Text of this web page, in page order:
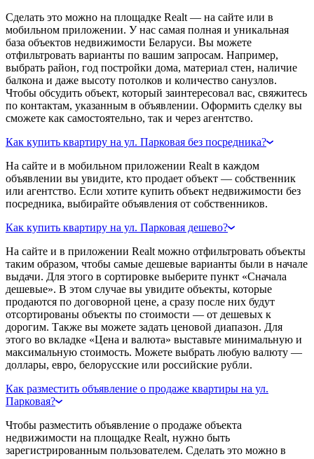
Сделать это можно на площадке Realt — на сайте или в
мобильном приложении. У нас самая полная и уникальная
база объектов недвижимости Беларуси. Вы можете
отфильтровать варианты по вашим запросам. Например,
выбрать район, год постройки дома, материал стен, наличие
балкона и даже высоту потолков и количество санузлов.
Чтобы обсудить объект, который заинтересовал вас, свяжитесь
по контактам, указанным в объявлении. Оформить сделку вы
сможете как самостоятельно, так и через агентство.
Как купить квартиру на ул. Парковая без посредника?
На сайте и в мобильном приложении Realt в каждом
объявлении вы увидите, кто продает объект — собственник
или агентство. Если хотите купить объект недвижимости без
посредника, выбирайте объявления от собственников.
Как купить квартиру на ул. Парковая дешево?
На сайте и в приложении Realt можно отфильтровать объекты
таким образом, чтобы самые дешевые варианты были в начале
выдачи. Для этого в сортировке выберите пункт «Сначала
дешевые». В этом случае вы увидите объекты, которые
продаются по договорной цене, а сразу после них будут
отсортированы объекты по стоимости — от дешевых к
дорогим. Также вы можете задать ценовой диапазон. Для
этого во вкладке «Цена и валюта» выставьте минимальную и
максимальную стоимость. Можете выбрать любую валюту —
доллары, евро, белорусские или российские рубли.
Как разместить объявление о продаже квартиры на ул.
Парковая?
Чтобы разместить объявление о продаже объекта
недвижимости на площадке Realt, нужно быть
зарегистрированным пользователем. Сделать это можно в